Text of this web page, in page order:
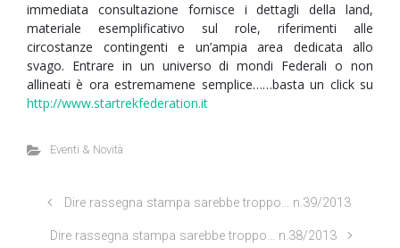
immediata consultazione fornisce i dettagli della land,
materiale esemplificativo sul role, riferimenti alle
circostanze contingenti e un’ampia area dedicata allo
svago. Entrare in un universo di mondi Federali o non
allineati è ora estremamene semplice……basta un click su
http://www.startrekfederation.it
Eventi & Novità
Dire rassegna stampa sarebbe troppo… n.39/2013
Dire rassegna stampa sarebbe troppo… n.38/2013